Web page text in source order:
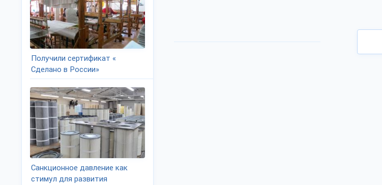
Получили сертификат «
Сделано в России»
Санкционное давление как
стимул для развития